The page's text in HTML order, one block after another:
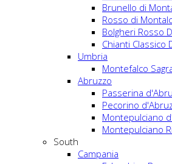
Brunello di
Rosso di
Bolgheri Rosso
Chianti Classico
Umbria
Montefalco
Abruzzo
Passerina
Pecorino
Montepulciano
Montepulciano
South
Campania